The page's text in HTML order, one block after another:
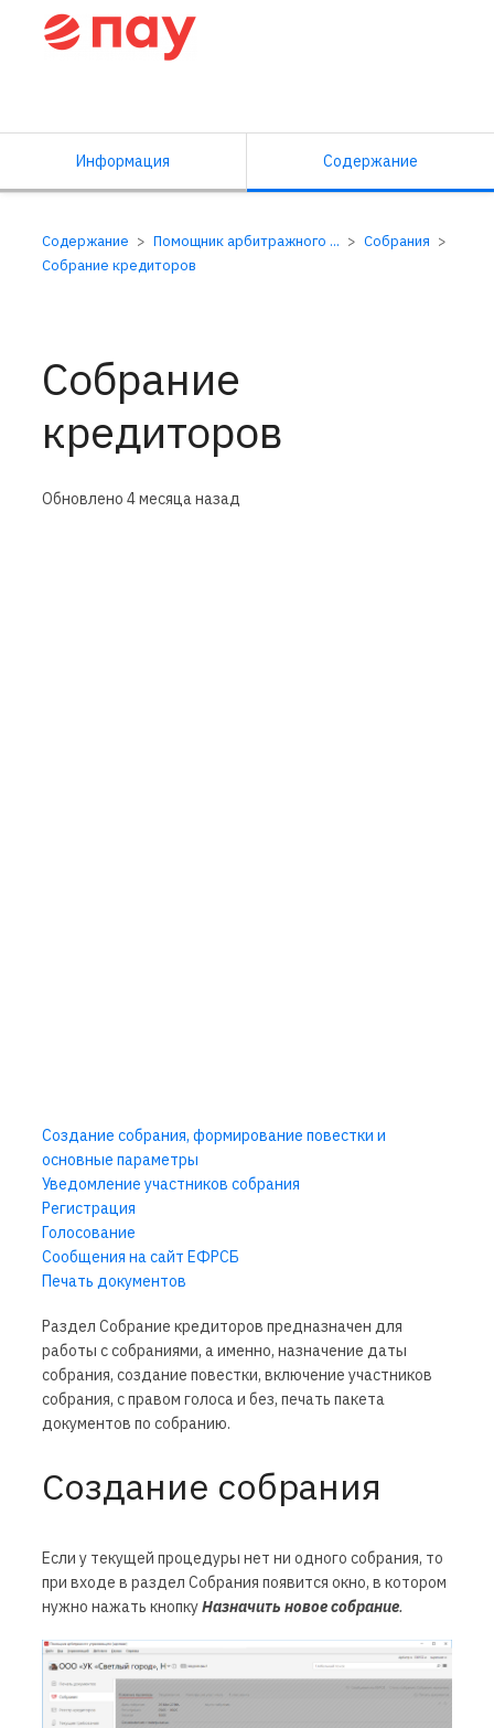
Информация Содержание
Содержание Помощник арбитражного ...
Собрания
Собрание кредиторов
Собрание
кредиторов
Обновлено 4 месяца назад
Создание собрания, формирование повестки и
основные параметры
Уведомление участников собрания
Регистрация
Голосование
Сообщения на сайт ЕФРСБ
Печать документов
Раздел Собрание кредиторов предназначен для
работы с собраниями, а именно, назначение даты
собрания, создание повестки, включение участников
собрания, с правом голоса и без, печать пакета
документов по собранию.
Создание собрания
Если у текущей процедуры нет ни одного собрания, то
при входе в раздел Собрания появится окно, в котором
нужно нажать кнопкуНазначить новое собрание.